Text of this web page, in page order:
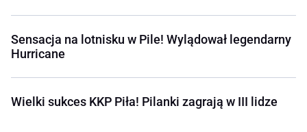
Sensacja na lotnisku w Pile! Wylądował legendarny
Hurricane
Wielki sukces KKP Piła! Pilanki zagrają w III lidze